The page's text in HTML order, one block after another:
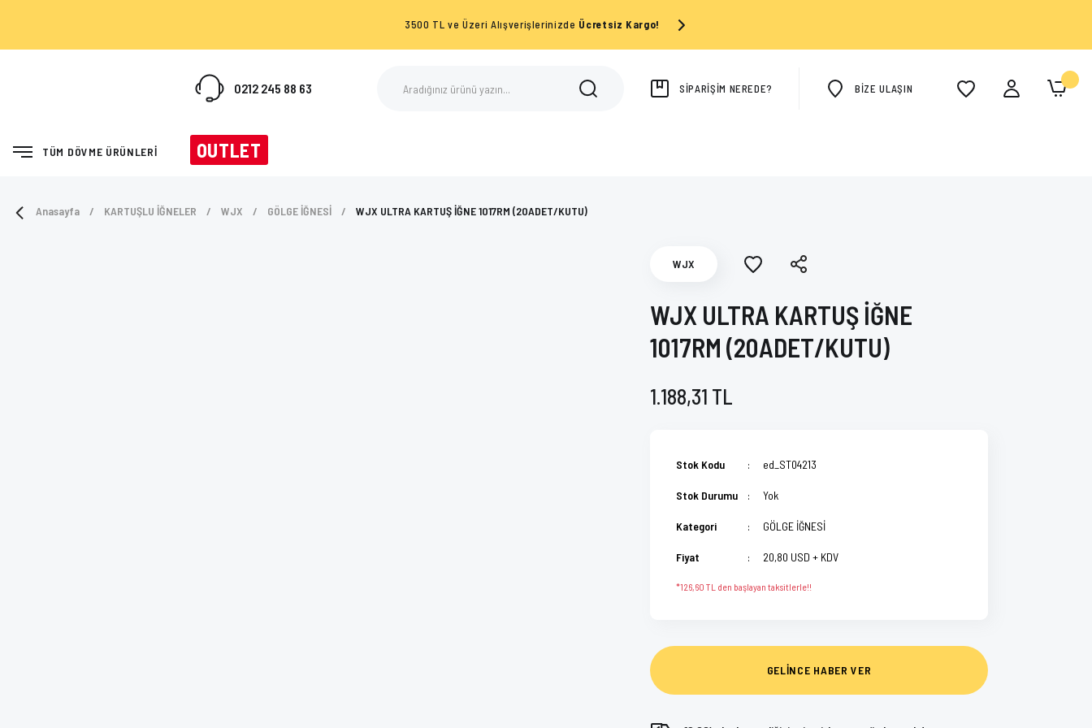
3500 TL ve Üzeri Alışverişlerinizde Ücretsiz Kargo!
0212 245 88 63 SİPARİŞİM NEREDE? BİZE ULAŞIN
TÜM DÖVME ÜRÜNLERİ OUTLET
Anasayfa KARTUŞLU İĞNELER WJX GÖLGE İĞNESİ WJX ULTRA KARTUŞ İĞNE 1017RM (20ADET/KUTU)
WJX
WJX ULTRA KARTUŞ İĞNE
1017RM (20ADET/KUTU)
1.188,31 TL
Stok Kodu ed_ST04213
Stok Durumu Yok
Kategori GÖLGE İĞNESİ
Fiyat 20,80 USD + KDV
*126,60 TL den başlayan taksitlerle!!
GELİNCE HABER VER